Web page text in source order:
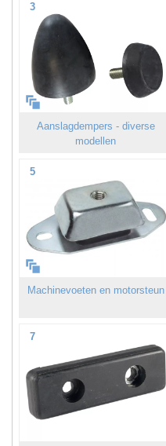
3
Aanslagdempers - diverse
modellen
5
Machinevoeten en motorsteun
7